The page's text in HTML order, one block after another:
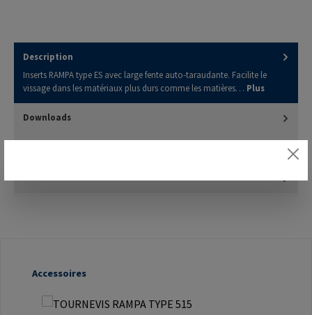
Description
Inserts RAMPA type ES avec large fente auto-taraudante. Facilite le
vissage dans les matériaux plus durs comme les matières… Plus
Downloads
Ignorer la galerie de produits
Accessoires